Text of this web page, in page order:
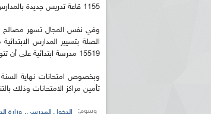
1155 قاعة تدريس جديدة بالمدارس الابتدائية خلال الدخول المدرسي المقبل.
وفي نفس المجال تسهر مصالح
الصلة بتسيير المدارس
15519 مدرسة ابتدائية على أن تتواصل العملية لتشمل 3726 مدرسة أخرى قبل الدخول المقبل.
تأمين مراكز الامتحانات وذلك
وسوم: الدخول المدرسي وزارة